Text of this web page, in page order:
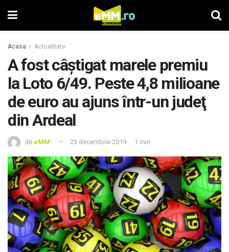
Acasa Actualitate
A fost câştigat marele premiu
la Loto 6/49. Peste 4,8 milioane
de euro au ajuns într-un judeţ
din Ardeal
de eMM 23 decembrie 2019 1 min